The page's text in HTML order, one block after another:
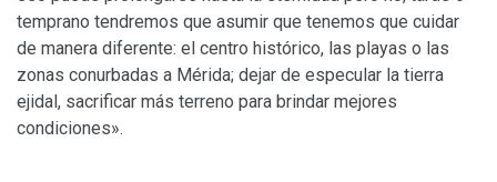
temprano tendremos que asumir que tenemos que cuidar
de manera diferente: el centro histórico, las playas o las
zonas conurbadas a Mérida; dejar de especular la tierra
ejidal, sacrificar más terreno para brindar mejores
condiciones».